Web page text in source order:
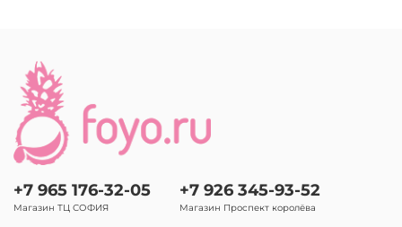
+7 965 176-32-05
Магазин ТЦ СОФИЯ
+7 926 345-93-52
Магазин Проспект королёва